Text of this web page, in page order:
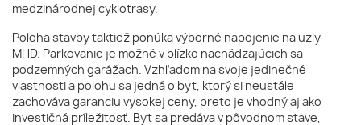
medzinárodnej cyklotrasy.
Poloha stavby taktiež ponúka výborné napojenie na uzly
MHD. Parkovanie je možné v blízko nachádzajúcich sa
podzemných garážach. Vzhľadom na svoje jedinečné
vlastnosti a polohu sa jedná o byt, ktorý si neustále
zachováva garanciu vysokej ceny, preto je vhodný aj ako
investičná príležitosť. Byt sa predáva v pôvodnom stave,